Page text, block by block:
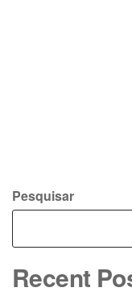
Pesquisar
Recent